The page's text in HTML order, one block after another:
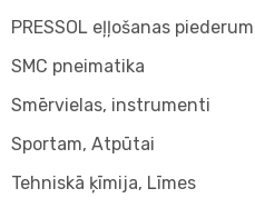
PRESSOL eļļošanas
SMC pneimatika
Smērvielas, instrumenti
Sportam, Atpūtai
Tehniskā ķīmija, Līmes